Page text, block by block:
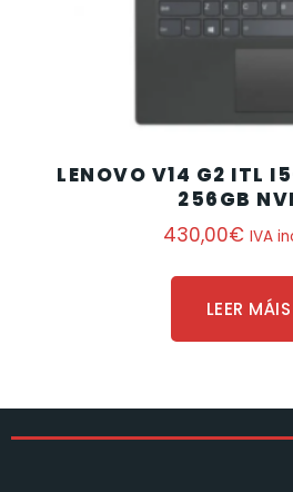
LENOVO V14 G2 ITL
256GB
430,00€ IVA
LEER MÁIS